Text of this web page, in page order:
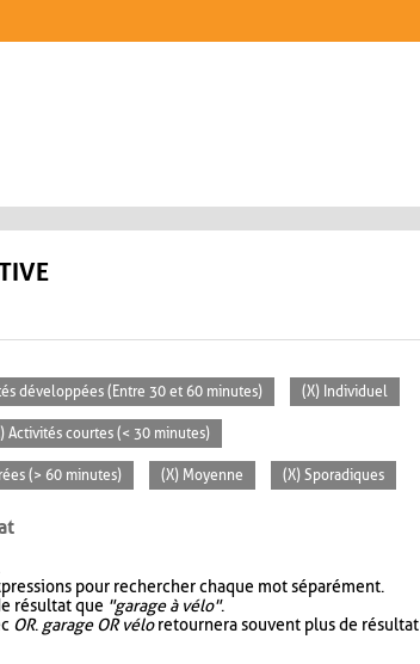
développées (Entre 30 et 60 minutes) (X) Individuel
Activités courtes (< 30 minutes)
(> 60 minutes) (X) Moyenne (X) Sporadiques
pour rechercher chaque mot séparément.
résultat que "garage à vélo".
OR. garage OR véloretournera souvent plus de résultat